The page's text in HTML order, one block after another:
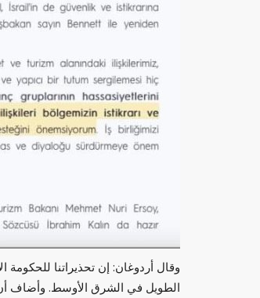
وقال أردوغان: إن تحذيراتنا
الطويل في الشرق الأوسط. وأضاف